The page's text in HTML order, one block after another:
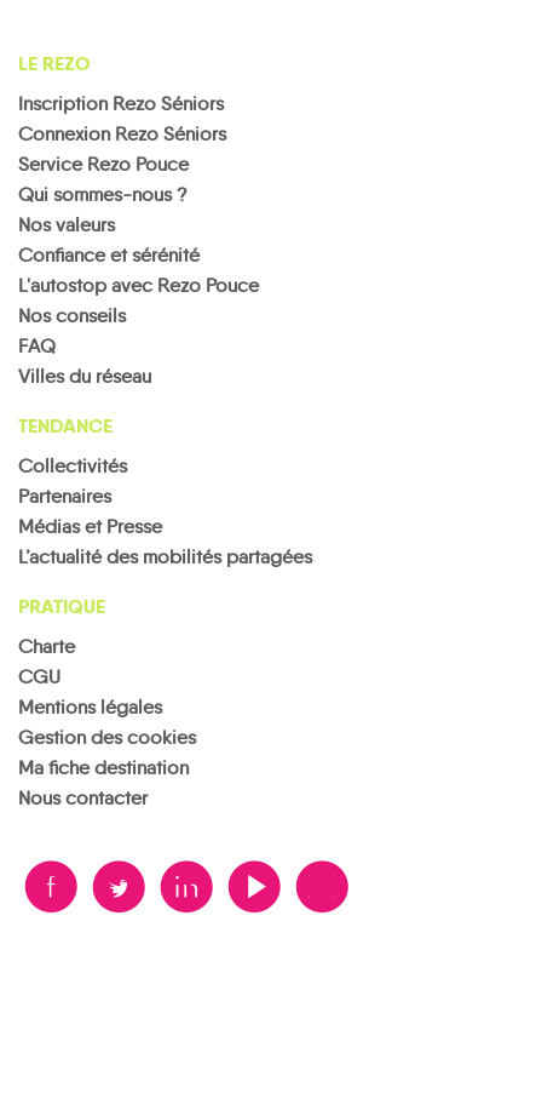
LE REZO
Inscription Rezo Séniors
Connexion Rezo Séniors
Service Rezo Pouce
Qui sommes-nous ?
Nos valeurs
Confiance et sérénité
L'autostop avec Rezo Pouce
Nos conseils
FAQ
Villes du réseau
TENDANCE
Collectivités
Partenaires
Médias et Presse
L’actualité des mobilités partagées
PRATIQUE
Charte
CGU
Mentions légales
Gestion des cookies
Ma fiche destination
Nous contacter
B A D F V